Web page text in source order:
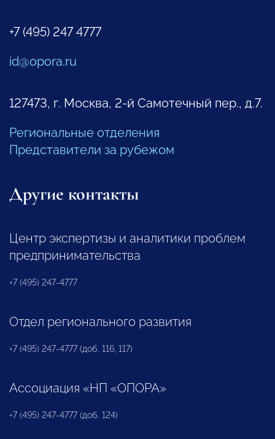
+7 (495) 247 4777
id@opora.ru
127473, г. Москва, 2-й Самотечный пер., д.7.
Региональные отделения
Представители за рубежом
Другие контакты
Центр экспертизы и аналитики проблем
предпринимательства
+7 (495) 247-4777
Отдел регионального развития
+7 (495) 247-4777 (доб. 116, 117)
Ассоциация «НП «ОПОРА»
+7 (495) 247-4777 (доб. 124)